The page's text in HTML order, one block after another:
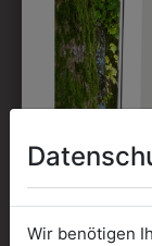
Wir benötigen